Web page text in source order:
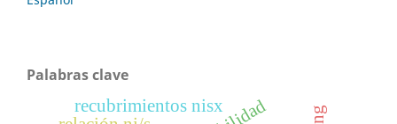
Palabras clave
recubrimientos nisx